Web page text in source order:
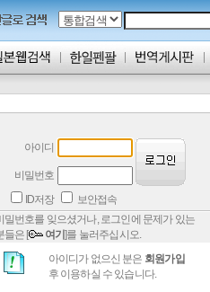
아이디
비밀번호
ID저장
보안접속
밀번호를 잊으셨거나, 로그인에 문제가 있는
들은 [
여기]를 눌러주십시오.
아이디가 없으신 분은 회원가입
후 이용하실 수 있습니다.